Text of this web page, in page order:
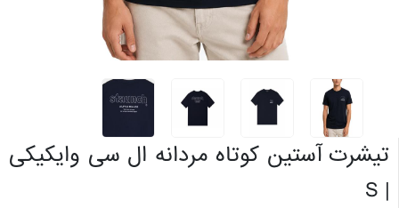
تیشرت آستین کوتاه مردانه ال سی وایکیکی
| S